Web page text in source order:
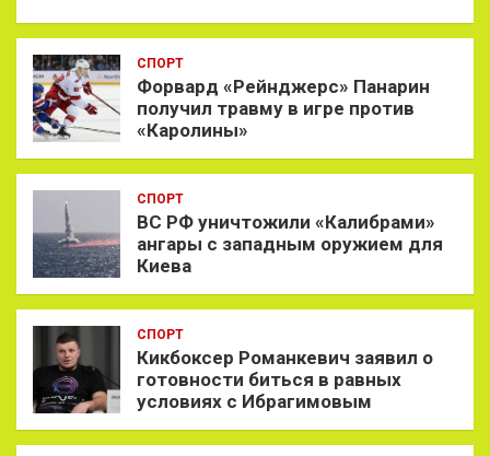
СПОРТ
Форвард «Рейнджерс» Панарин
получил травму в игре против
«Каролины»
СПОРТ
ВС РФ уничтожили «Калибрами»
ангары с западным оружием для
Киева
СПОРТ
Кикбоксер Романкевич заявил о
готовности биться в равных
условиях с Ибрагимовым